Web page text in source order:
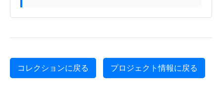
コレクションに戻る プロジェクト情報に戻る